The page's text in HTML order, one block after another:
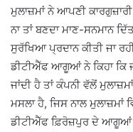
ਮੁਲਾਜ਼ਮਾਂ ਨੇ ਆਪਣੀ
ਨਾ ਤਾਂ ਬਣਦਾ ਮਾਣ-ਸਨਮਾਨ
ਸੁਰੱਖਿਆ ਪ੍ਰਦਾਨ ਕੀਤੀ ਜਾ
ਡੀਟੀਐੱਫ ਆਗੂਆਂ ਨੇ ਕਿਹਾ ਕਿ
ਜਾਂਦੀ ਹੈ ਤਾਂ ਕੰਪਨੀ ਵੱਲੋਂ
ਮਸਲਾ ਹੈ, ਜਿਸ ਨਾਲ ਮੁਲਾਜ਼ਮਾਂ
ਡੀਟੀਐੱਫ ਫ਼ਿਰੋਜ਼ਪੁਰ ਦੇ ਆਗੂਆਂ